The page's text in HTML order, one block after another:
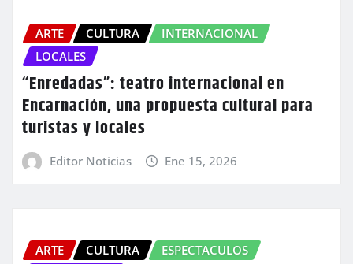
ARTE CULTURA
INTERNACIONAL
LOCALES
“Enredadas”: teatro internacional en
Encarnación, una propuesta cultural para
turistas y locales
Editor Noticias Ene 15, 2026
ARTE CULTURA ESPECTACULOS